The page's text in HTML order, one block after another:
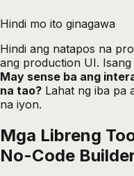
Hindi mo ito ginagawa
Hindi ang natapos na
ang production UI.
May sense ba ang
na tao? Lahat ng iba pa
na iyon.
Mga Libreng
No-Code